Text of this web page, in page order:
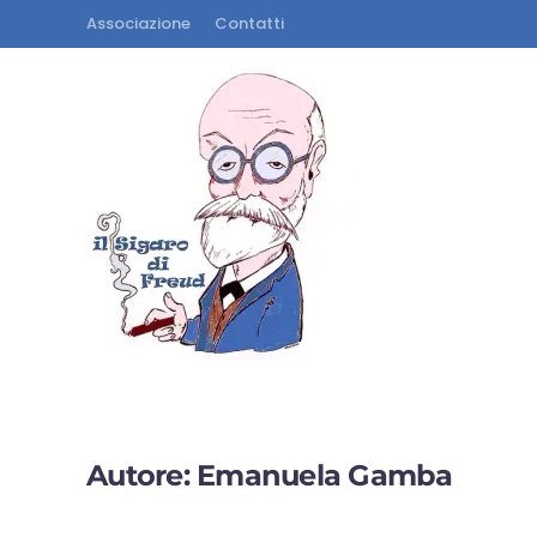
Associazione Contatti
Autore: Emanuela Gamba